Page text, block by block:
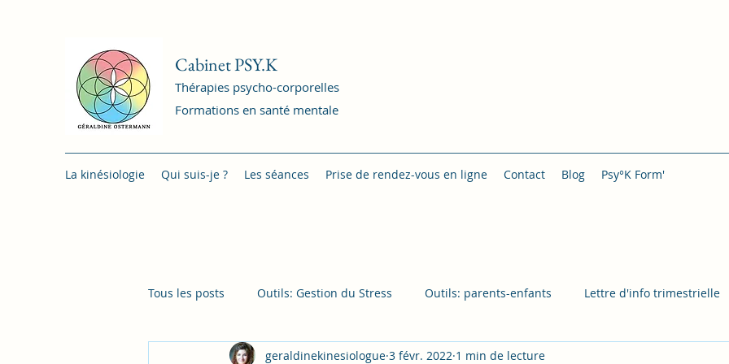
Cabinet PSY.K
Thérapies psycho-corporelles
Formations en santé mentale
La kinésiologie Qui suis-je ? Les séances Prise de rendez-vous en ligne Contact Blog Psy°K Form'
Tous les posts Outils: Gestion du Stress Outils: parents-enfants Lettre d'info trimestrielle
geraldinekinesiologue 3 févr. 2022 1 min de lecture